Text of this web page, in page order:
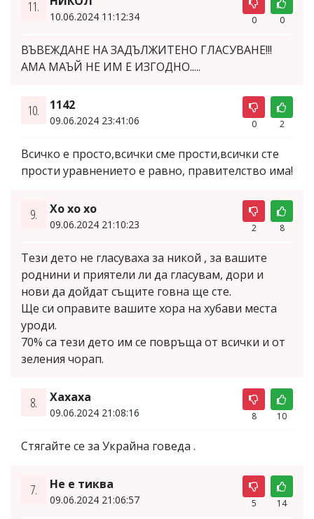
11.
10.06.2024 11:12:34 0 0
ВЪВЕЖДАНЕ НА ЗАДЪЛЖИТЕНО ГЛАСУВАНЕ!!!
АМА МАЪЙ НЕ ИМ Е ИЗГОДНО.....
10. 1142
09.06.2024 23:41:06 0 2
Всичко е просто,всички сме прости,всички сте
прости уравнението е равно, правителство има!
9. Хо хо хо
09.06.2024 21:10:23 2 8
Тези дето не гласуваха за никой , за вашите
роднини и приятели ли да гласувам, дори и
нови да дойдат същите говна ще сте.
Ще си оправите вашите хора на хубави места
уроди.
70% са тези дето им се повръща от всички и от
зеления чорап.
8. Хахаха
09.06.2024 21:08:16 8 10
Стягайте се за Украйна говеда .
7. Не е тиква
09.06.2024 21:06:57 5 14